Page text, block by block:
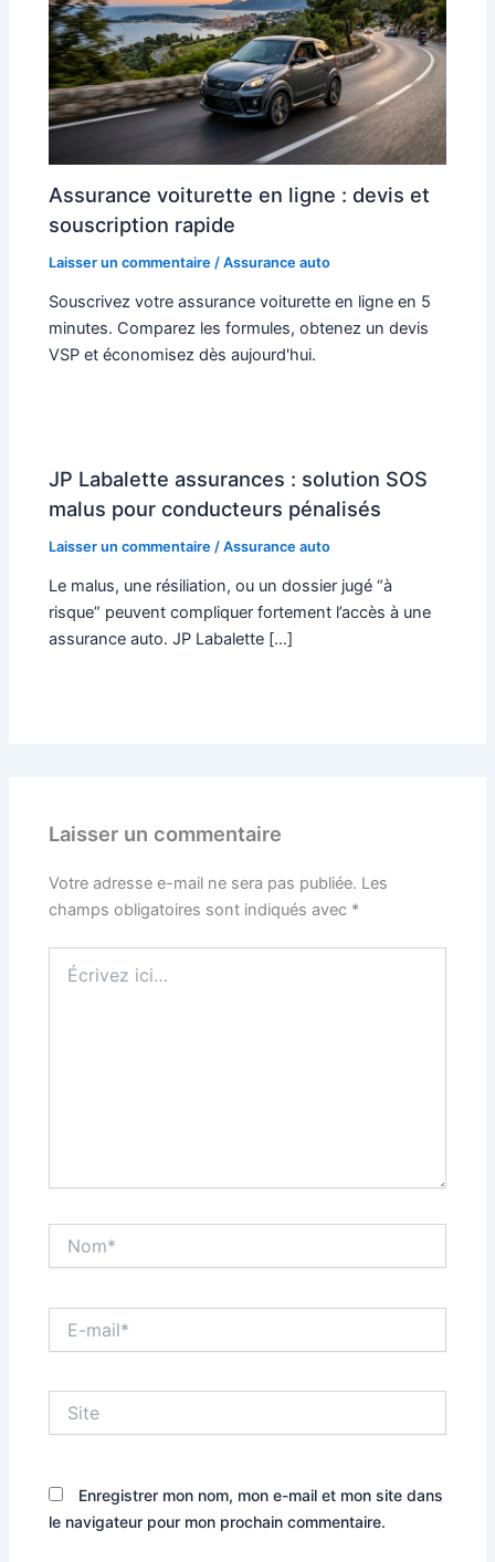
Assurance voiturette en ligne : devis et
souscription rapide
Laisser un commentaire /Assurance auto
Souscrivez votre assurance voiturette en ligne en 5
minutes. Comparez les formules, obtenez un devis
VSP et économisez dès aujourd'hui.
JP Labalette assurances : solution SOS
malus pour conducteurs pénalisés
Laisser un commentaire /Assurance auto
Le malus, une résiliation, ou un dossier jugé “à
risque” peuvent compliquer fortement l’accès à une
assurance auto. JP Labalette […]
Laisser un commentaire
Votre adresse e-mail ne sera pas publiée. Les
champs obligatoires sont indiqués avec *
ici…
mail*
Enregistrer mon nom, mon e-mail et mon site dans
le navigateur pour mon prochain commentaire.